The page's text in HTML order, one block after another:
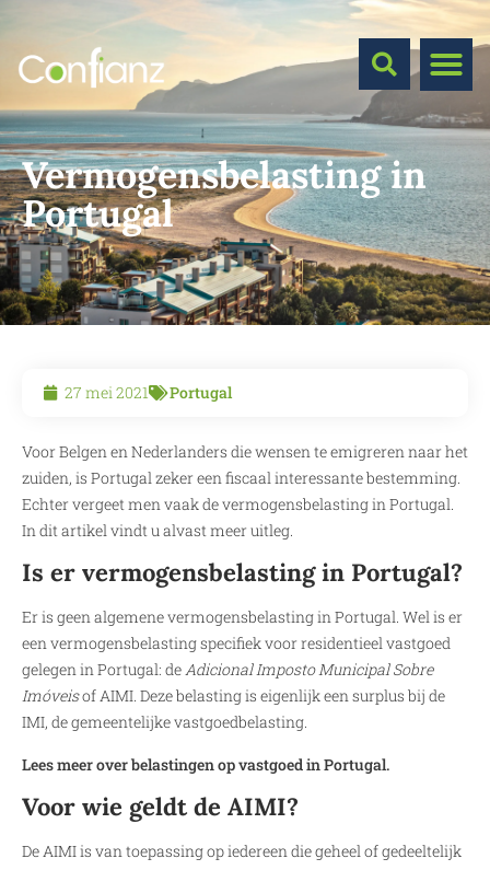
Vermogensbelasting in
Portugal
27 mei 2021 Portugal
Voor Belgen en Nederlanders die wensen te emigreren naar het
zuiden, is Portugal zeker een fiscaal interessante bestemming.
Echter vergeet men vaak de vermogensbelasting in Portugal.
In dit artikel vindt u alvast meer uitleg.
Is er vermogensbelasting in Portugal?
Er is geen algemene vermogensbelasting in Portugal. Wel is er
een vermogensbelasting specifiek voor residentieel vastgoed
gelegen in Portugal: deAdicional Imposto Municipal Sobre
Imóveisof AIMI. Deze belasting is eigenlijk een surplus bij de
IMI, de gemeentelijke vastgoedbelasting.
Lees meer over belastingen op vastgoed in Portugal.
Voor wie geldt de AIMI?
De AIMI is van toepassing op iedereen die geheel of gedeeltelijk